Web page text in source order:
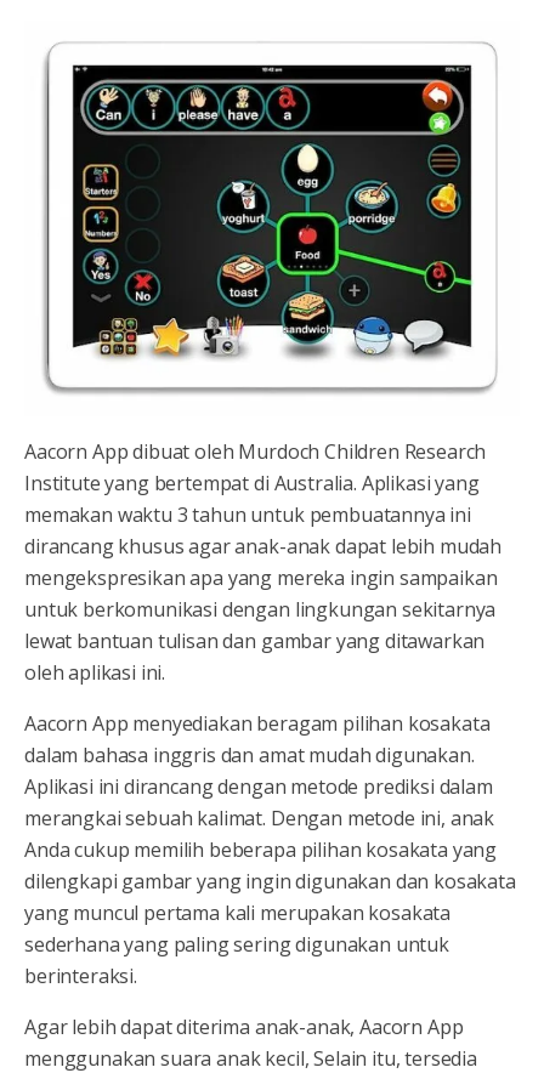
Aacorn App dibuat oleh Murdoch Children Research
Institute yang bertempat di Australia. Aplikasi yang
memakan waktu 3 tahun untuk pembuatannya ini
dirancang khusus agar anak-anak dapat lebih mudah
mengekspresikan apa yang mereka ingin sampaikan
untuk berkomunikasi dengan lingkungan sekitarnya
lewat bantuan tulisan dan gambar yang ditawarkan
oleh aplikasi ini.
Aacorn App menyediakan beragam pilihan kosakata
dalam bahasa inggris dan amat mudah digunakan.
Aplikasi ini dirancang dengan metode prediksi dalam
merangkai sebuah kalimat. Dengan metode ini, anak
Anda cukup memilih beberapa pilihan kosakata yang
dilengkapi gambar yang ingin digunakan dan kosakata
yang muncul pertama kali merupakan kosakata
sederhana yang paling sering digunakan untuk
berinteraksi.
Agar lebih dapat diterima anak-anak, Aacorn App
menggunakan suara anak kecil, Selain itu, tersedia